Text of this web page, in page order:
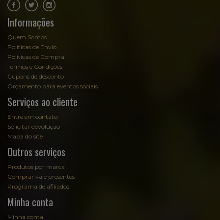
Informações
Quem Somos
Políticas de Envio
Políticas de Compra
Termos e Condições
Cupons de desconto
Orçamento para eventos sociais
Serviços ao cliente
Entre em contato
Solicitar devolução
Mapa do site
Outros serviços
Produtos por marca
Comprar vale presentes
Programa de afiliados
Minha conta
Minha conta